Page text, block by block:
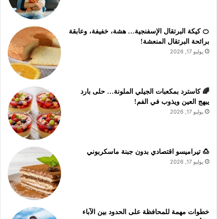
🍊 كيكة البرتقال الإسفنجية… هشة، خفيفة، وعابقة
برائحة البرتقال المنعشة!
يوليو 17, 2026
🌈 كاسترد بمكعبات الجيلي الملونة… حلى بارد
يبهج العين ويذوب في الفم!
يوليو 17, 2026
🍮 تيراميسو اقتصادي بدون جبنة ماسكربوني
يوليو 17, 2026
خطوات مهمة للمحافظة على الحدود بين الآباء